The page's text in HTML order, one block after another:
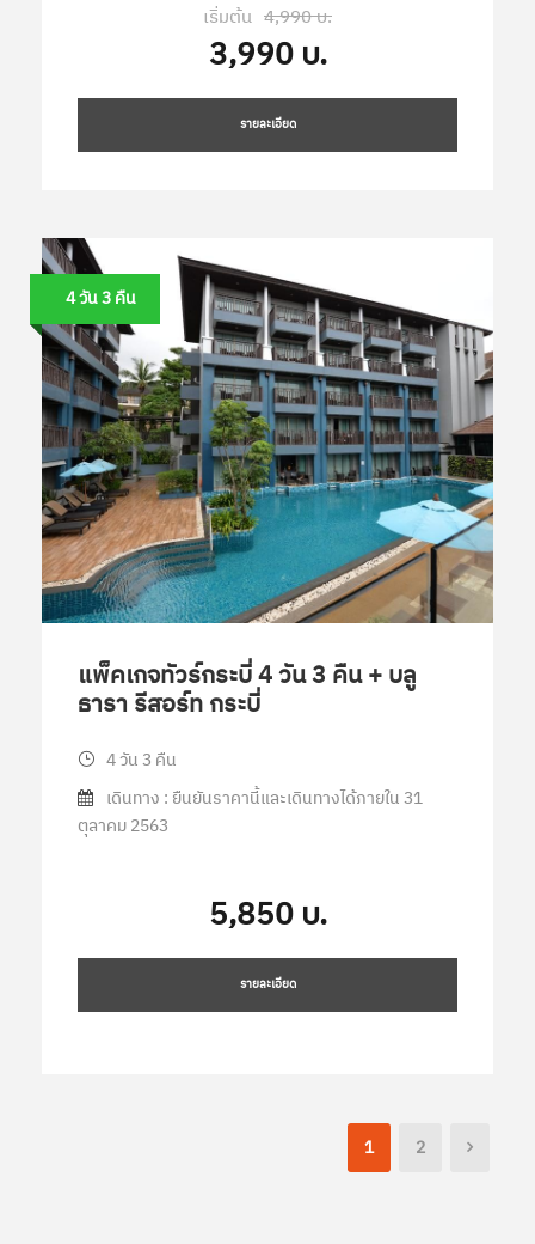
เริ่มต้น 4,990 บ.
3,990 บ.
รายละเอียด
4 วัน 3 คืน
แพ็คเกจทัวร์กระบี่ 4 วัน 3 คืน + บลู
ธารา รีสอร์ท กระบี่
4 วัน 3 คืน
เดินทาง : ยืนยันราคานี้และเดินทางได้ภายใน 31
ตุลาคม 2563
5,850 บ.
รายละเอียด
1 2